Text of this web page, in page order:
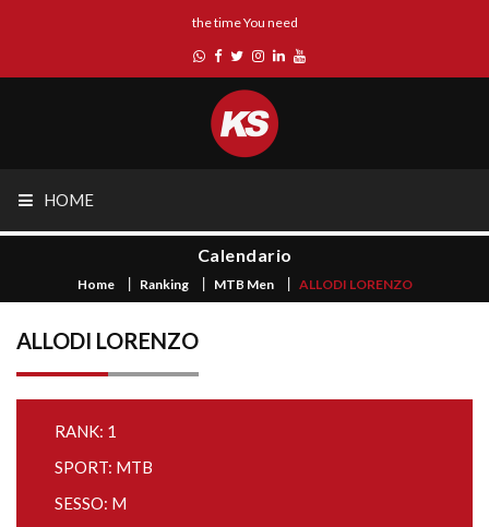
the time You need
HOME
Calendario
Home Ranking MTB Men ALLODI LORENZO
ALLODI LORENZO
RANK: 1
SPORT: MTB
SESSO: M